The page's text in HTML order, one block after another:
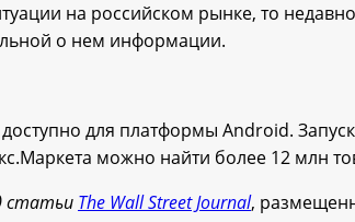
на российском рынке, то
о нем информации.
для платформы Android.
можно найти более 12 млн
статьи The Wall Street Journal,